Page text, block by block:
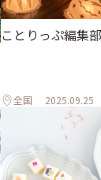
ことりっぷ編集
全国 2025.09.25